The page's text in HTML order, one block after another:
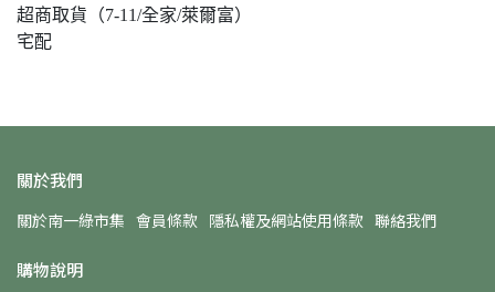
超商取貨（7-11/全家/萊爾富）
宅配
關於我們
關於南一綠市集 會員條款 隱私權及網站使用條款 聯絡我們
購物說明